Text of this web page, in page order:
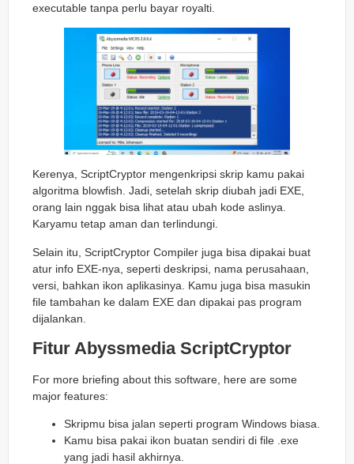
executable tanpa perlu bayar royalti.
Kerenya, ScriptCryptor mengenkripsi skrip kamu pakai
algoritma blowfish. Jadi, setelah skrip diubah jadi EXE,
orang lain nggak bisa lihat atau ubah kode aslinya.
Karyamu tetap aman dan terlindungi.
Selain itu, ScriptCryptor Compiler juga bisa dipakai buat
atur info EXE-nya, seperti deskripsi, nama perusahaan,
versi, bahkan ikon aplikasinya. Kamu juga bisa masukin
file tambahan ke dalam EXE dan dipakai pas program
dijalankan.
Fitur Abyssmedia ScriptCryptor
For more briefing about this software, here are some
major features:
Skripmu bisa jalan seperti program Windows biasa.
Kamu bisa pakai ikon buatan sendiri di file .exe
yang jadi hasil akhirnya.